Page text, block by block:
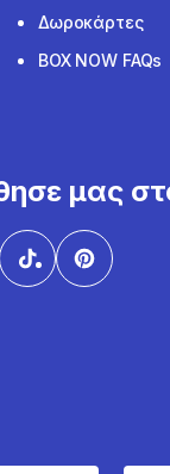
Δωροκάρτες
BOX NOW FAQs
μας